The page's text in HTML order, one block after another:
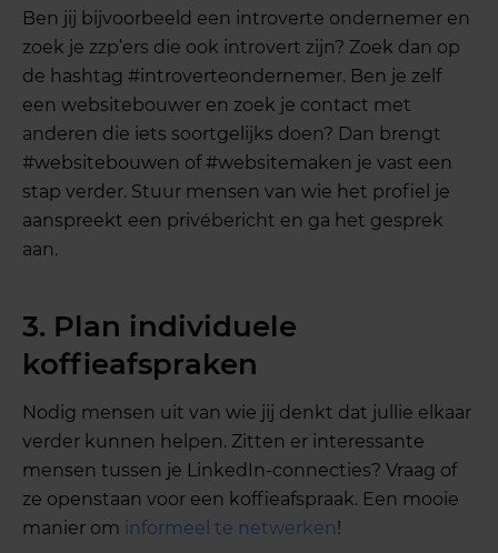
Ben jij bijvoorbeeld een introverte ondernemer en
zoek je zzp’ers die ook introvert zijn? Zoek dan op
de hashtag #introverteondernemer. Ben je zelf
een websitebouwer en zoek je contact met
anderen die iets soortgelijks doen? Dan brengt
#websitebouwen of #websitemaken je vast een
stap verder. Stuur mensen van wie het profiel je
aanspreekt een privébericht en ga het gesprek
aan.
3. Plan individuele
koffieafspraken
Nodig mensen uit van wie jij denkt dat jullie elkaar
verder kunnen helpen. Zitten er interessante
mensen tussen je LinkedIn-connecties? Vraag of
ze openstaan voor een koffieafspraak. Een mooie
manier om informeel te netwerken!